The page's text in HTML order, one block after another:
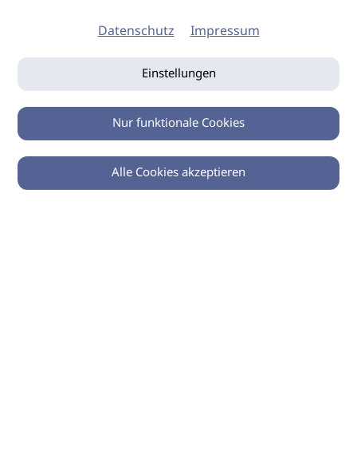
0
Datenschutz Impressum
Einstellungen
Nur funktionale Cookies
Alle Cookies akzeptieren